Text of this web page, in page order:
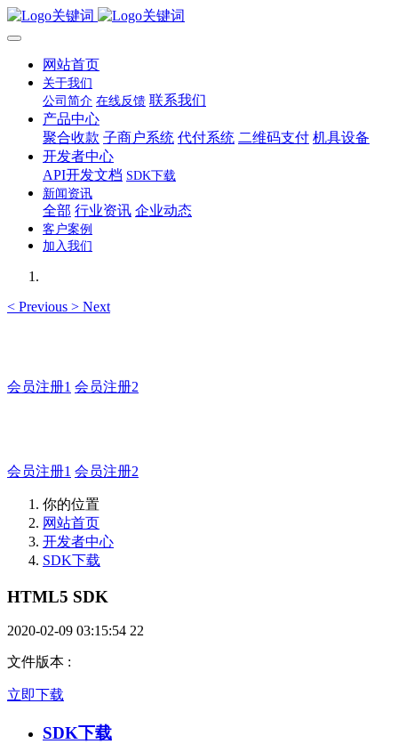
网站首页
关于我们
公司简介 在线反馈 联系我们
产品中心
聚合收款 子商户系统 代付系统 二维码支付 机具设备
开发者中心
API开发文档 SDK下载
新闻资讯
全部 行业资讯 企业动态
客户案例
加入我们
< Previous > Next
会员注册1 会员注册2
会员注册1 会员注册2
你的位置
网站首页
开发者中心
SDK下载
HTML5 SDK
2020-02-09 03:15:54 22
文件版本 :
立即下载
SDK下载